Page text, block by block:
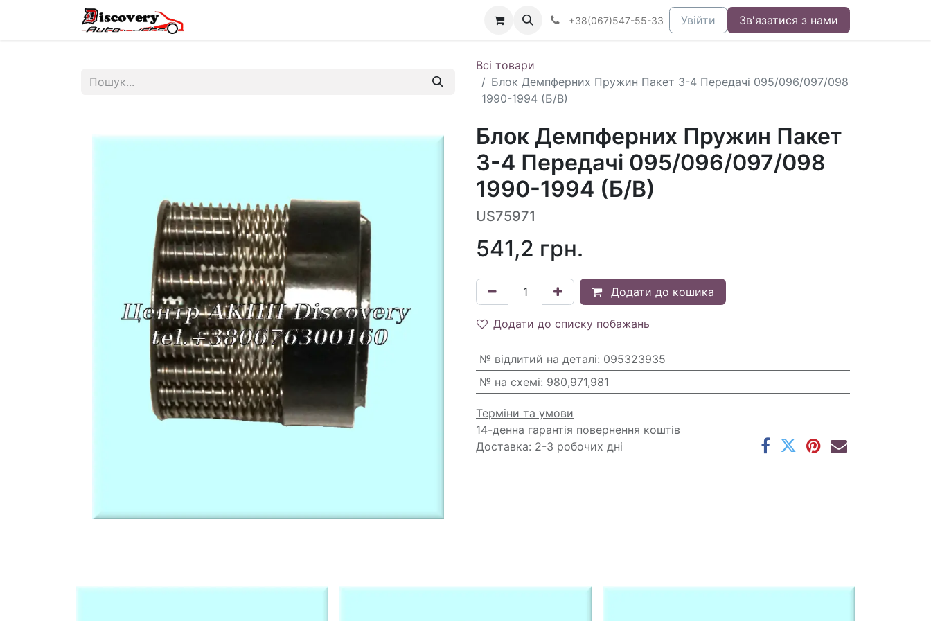
+38(067)547-55-33 Увійти Зв'язатися з нами
Всі товари
Блок Демпферних Пружин Пакет 3-4 Передачі 095/096/097/098
1990-1994 (Б/В)
Блок Демпферних Пружин Пакет
3-4 Передачі 095/096/097/098
1990-1994 (Б/В)
US75971
541,2 грн.
Додати до кошика
Додати до списку побажань
№ відлитий на деталі: 095323935
№ на схемі: 980,971,981
Терміни та умови
14-денна гарантія повернення коштів
Доставка: 2-3 робочих дні